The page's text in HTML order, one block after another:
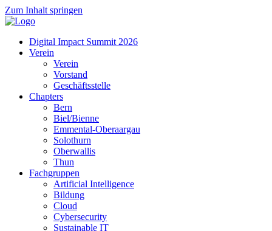
Zum Inhalt springen
Digital Impact Summit 2026
Verein
Verein
Vorstand
Geschäftsstelle
Chapters
Bern
Biel/Bienne
Emmental-Oberaargau
Solothurn
Oberwallis
Thun
Fachgruppen
Artificial Intelligence
Bildung
Cloud
Cybersecurity
Sustainable IT